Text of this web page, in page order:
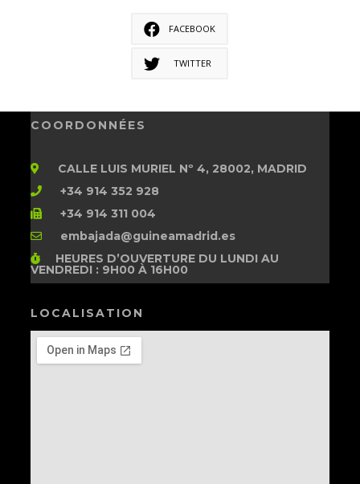
FACEBOOK
TWITTER
COORDONNÉES
CALLE LUIS MURIEL Nº 4, 28002, MADRID
+34 914 352 928
+34 914 311 004
embajada@guineamadrid.es
HEURES D’OUVERTUREDU LUNDI AU
VENDREDI : 9H00 À 16H00
LOCALISATION